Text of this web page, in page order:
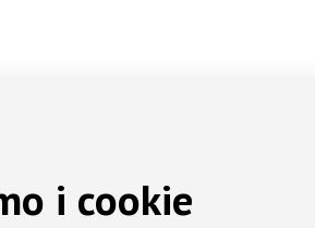
i cookie